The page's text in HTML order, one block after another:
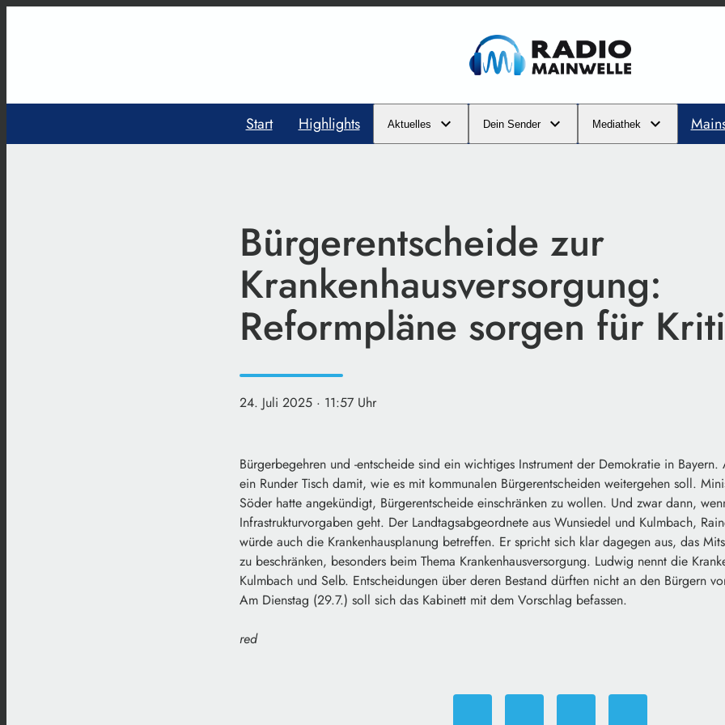
Start Highlights Aktuelles Dein Sender Mediathek
Bürgerentscheide zur
Krankenhausversorgung:
Reformpläne sorgen für
24. Juli 2025 · 11:57 Uhr
Bürgerbegehren und -entscheide sind ein wichtiges Instrument der Demokratie in
ein Runder Tisch damit, wie es mit kommunalen Bürgerentscheiden weitergehen soll.
Söder hatte angekündigt, Bürgerentscheide einschränken zu wollen. Und zwar dann,
Infrastrukturvorgaben geht. Der Landtagsabgeordnete aus Wunsiedel und Kulmbach,
würde auch die Krankenhausplanung betreffen. Er spricht sich klar dagegen aus, das
zu beschränken, besonders beim Thema Krankenhausversorgung. Ludwig nennt die
Kulmbach und Selb. Entscheidungen über deren Bestand dürften nicht an den Bürgern
Am Dienstag (29.7.) soll sich das Kabinett mit dem Vorschlag befassen.
red